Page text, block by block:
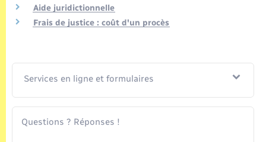
Voirie et espace public
Aide juridictionnelle
Frais de justice : coût d'un procès
Services en ligne et formulaires
Questions ? Réponses !